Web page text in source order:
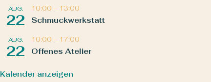
AUG.
22
10:00 – 13:00
Schmuckwerkstatt
AUG.
22
10:00 – 17:00
Offenes Atelier
Kalender anzeigen